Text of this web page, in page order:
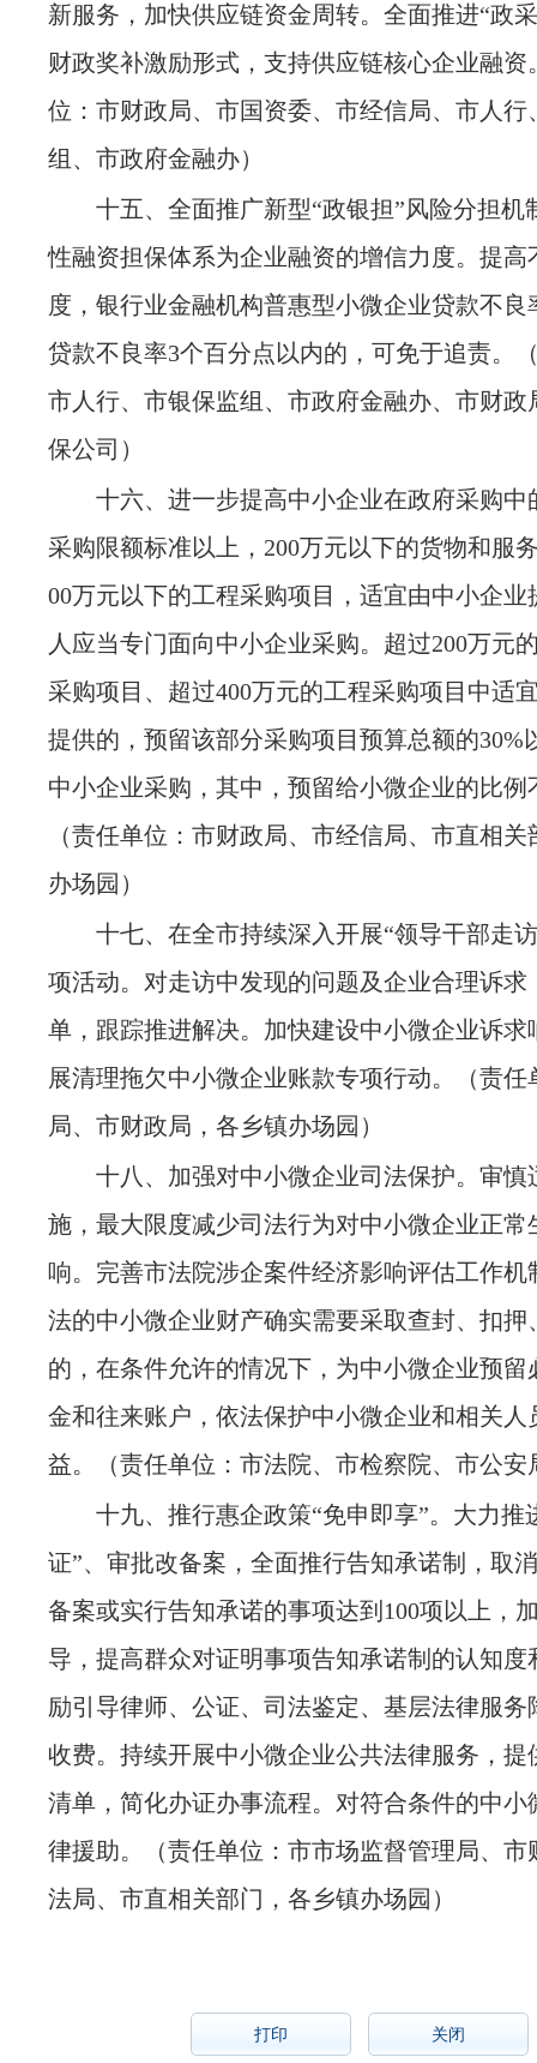
新服务，加快供应链资金周转。全面推进“政
财政奖补激励形式，支持供应链核心企业融资
位：市财政局、市国资委、市经信局、市人行
组、市政府金融办）
十五、全面推广新型“政银担”风险分担机
性融资担保体系为企业融资的增信力度。提高
度，银行业金融机构普惠型小微企业贷款不良
贷款不良率3个百分点以内的，可免于追责。
市人行、市银保监组、市政府金融办、市财政
保公司）
十六、进一步提高中小企业在政府采购中
采购限额标准以上， 200万元以下的货物和服
00万元以下的工程采购项目，适宜由中小企业
人应当专门面向中小企业采购。超过200万元
采购项目、超过400万元的工程采购项目中适
提供的，预留该部分采购项目预算总额的30%
中小企业采购，其中，预留给小微企业的比例
（责任单位：市财政局、市经信局、市直相
办场园）
十七、在全市持续深入开展“领导干部走
项活动。对走访中发现的问题及企业合理诉求
单，跟踪推进解决。加快建设中小微企业诉求
展清理拖欠中小微企业账款专项行动。
（责
局、市财政局，各乡镇办场园）
十八、加强对中小微企业司法保护。审慎
施，最大限度减少司法行为对中小微企业正常
响。完善市法院涉企案件经济影响评估工作机
法的中小微企业财产确实需要采取查封、扣押
的，在条件允许的情况下，为中小微企业预留
金和往来账户，依法保护中小微企业和相关人
益。
（责任单位：市法院、市检察院、市公安
十九、推行惠企政策“免申即享”。大力推
证”、审批改备案，全面推行告知承诺制，取
备案或实行告知承诺的事项达到100项以上，
导，提高群众对证明事项告知承诺制的认知度
励引导律师、公证、司法鉴定、基层法律服务
收费。持续开展中小微企业公共法律服务，提
清单，简化办证办事流程。对符合条件的中小
律援助。
（责任单位：市市场监督管理局、
法局、市直相关部门，各乡镇办场园）
打印 关闭